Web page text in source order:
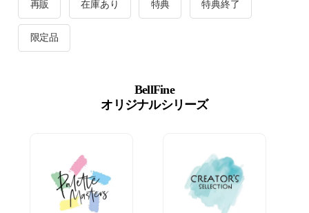
再販 在庫あり 特典 特典終了
限定品
BellFine
オリジナルシリーズ